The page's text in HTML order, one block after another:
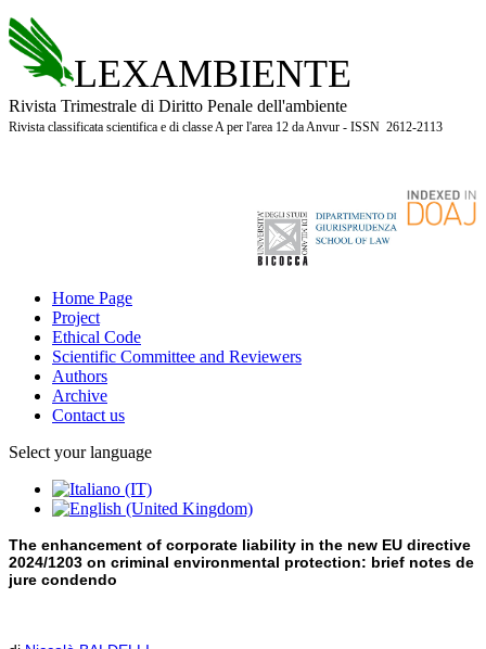
LEXAMBIENTE
Rivista Trimestrale di Diritto Penale dell'ambiente
Rivista classificata scientifica e di classe A per l'area 12 da Anvur - ISSN 2612-2113
Home Page
Project
Ethical Code
Scientific Committee and Reviewers
Authors
Archive
Contact us
Select your language
The enhancement of corporate liability in the new EU directive
2024/1203 on criminal environmental protection: brief notes de
jure condendo